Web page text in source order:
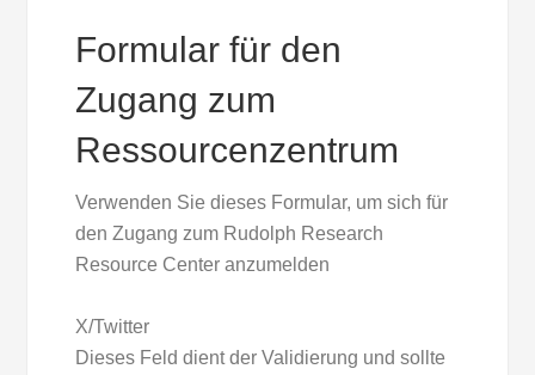
Formular für den
Zugang zum
Ressourcenzentrum
Verwenden Sie dieses Formular, um sich für
den Zugang zum Rudolph Research
Resource Center anzumelden
X/Twitter
Dieses Feld dient der Validierung und sollte